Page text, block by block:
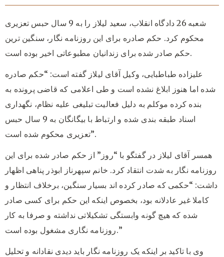
شعبه 26 دادگاه انقلاب، سعید لیلاز را به 9 سال حبس تعزیری
محکوم کرد. حکم صادره برای این روزنامه نگار، سنگین ترین
حکم صادر شده برای زندانیان مطبوعاتی اخیر بوده است.
علیزاده طباطبایی، وکیل آقای لیلاز گفته است: “حکم صادره
شده اما هنوز ابلاغ نشده است و طی اعلامی که قاضی پرونده به
بنده کرده موکلم به دلیل فعالیت تبلیغی علیه نظام، نگهداری
اسناد طبقه بندی شده و ارتباط با بیگانگان به 9 سال حبس
تعزیری محکوم شده است”.
همسر آقای لیلاز در گفتگو با “روز” از حکم صادر شده برای این
روزنامه نگار به شدت انتقاد کرد. خانم سپهرناز ابوذر پناهی اظهار
داشت: “حکمی که صادر کرده اند بسیار سنگین، برخلاف انتظار و
کاملا غیر عادلانه بود، بخصوص اینکه این حکم برای کسی صادر
شده که هیچ گونه وابستگی تشکیلاتی نداشته و صرفا به کار
روزنامه نگاری مشغول بوده است.”
وی با تاکید بر اینکه یک روزنامه نگار باید دیدی نقادانه و تحلیل